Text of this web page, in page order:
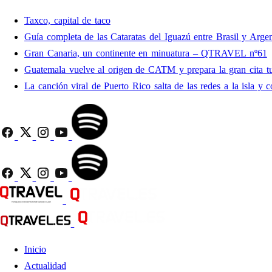
Taxco, capital de taco
Guía completa de las Cataratas del Iguazú entre Brasil y
Gran Canaria, un continente en minuatura – QTRAVEL nº61
Guatemala vuelve al origen de CATM y prepara la gran cita
La canción viral de Puerto Rico salta de las redes a la isla y
Inicio
Actualidad